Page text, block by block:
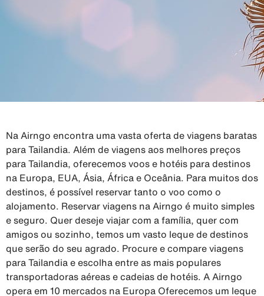
Na Airngo encontra uma vasta oferta de viagens baratas
para Tailandia. Além de viagens aos melhores preços
para Tailandia, oferecemos voos e hotéis para destinos
na Europa, EUA, Ásia, África e Oceânia. Para muitos dos
destinos, é possível reservar tanto o voo como o
alojamento. Reservar viagens na Airngo é muito simples
e seguro. Quer deseje viajar com a família, quer com
amigos ou sozinho, temos um vasto leque de destinos
que serão do seu agrado. Procure e compare viagens
para Tailandia e escolha entre as mais populares
transportadoras aéreas e cadeias de hotéis. A Airngo
opera em 10 mercados na Europa Oferecemos um leque